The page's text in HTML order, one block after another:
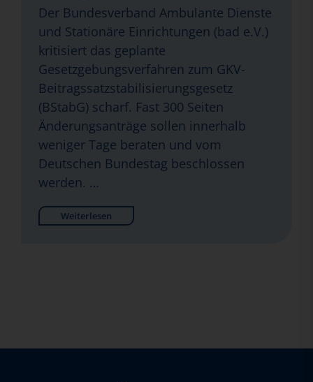
Der Bundesverband Ambulante Dienste
und Stationäre Einrichtungen (bad e.V.)
kritisiert das geplante
Gesetzgebungsverfahren zum GKV-
Beitragssatzstabilisierungsgesetz
(BStabG) scharf. Fast 300 Seiten
Änderungsanträge sollen innerhalb
weniger Tage beraten und vom
Deutschen Bundestag beschlossen
werden. …
Weiterlesen